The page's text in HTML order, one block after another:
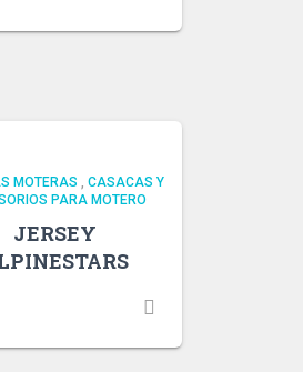
MOTERAS , CASACAS Y
PARA MOTERO
JERSEY